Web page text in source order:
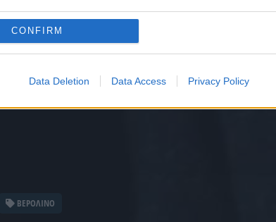
CONFIRM
Data Deletion Data Access Privacy Policy
ΒΕΡΟΛΙΝΟ